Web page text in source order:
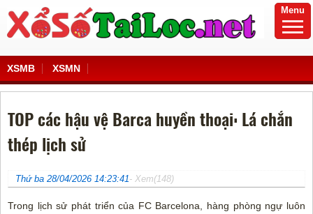
Menu
XSMB XSMN
TOP các hậu vệ Barca huyền thoại: Lá chắn
thép lịch sử
Thứ ba 28/04/2026 14:23:41- Xem(148)
Trong lịch sử phát triển của FC Barcelona, hàng phòng ngự luôn